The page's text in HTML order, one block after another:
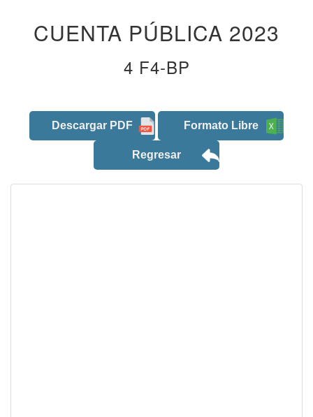
CUENTA PÚBLICA 2023
4 F4-BP